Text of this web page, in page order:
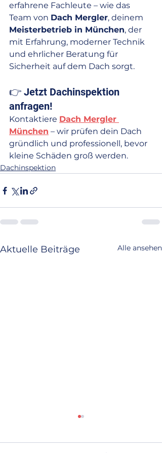
erfahrene Fachleute – wie das
Team von Dach Mergler, deinem
Meisterbetrieb in München, der
mit Erfahrung, moderner Technik
und ehrlicher Beratung für
Sicherheit auf dem Dach sorgt.
👉 Jetzt Dachinspektion
anfragen!
Kontaktiere Dach Mergler
München – wir prüfen dein Dach
gründlich und professionell, bevor
kleine Schäden groß werden.
Dachinspektion
Aktuelle Beiträge Alle ansehen